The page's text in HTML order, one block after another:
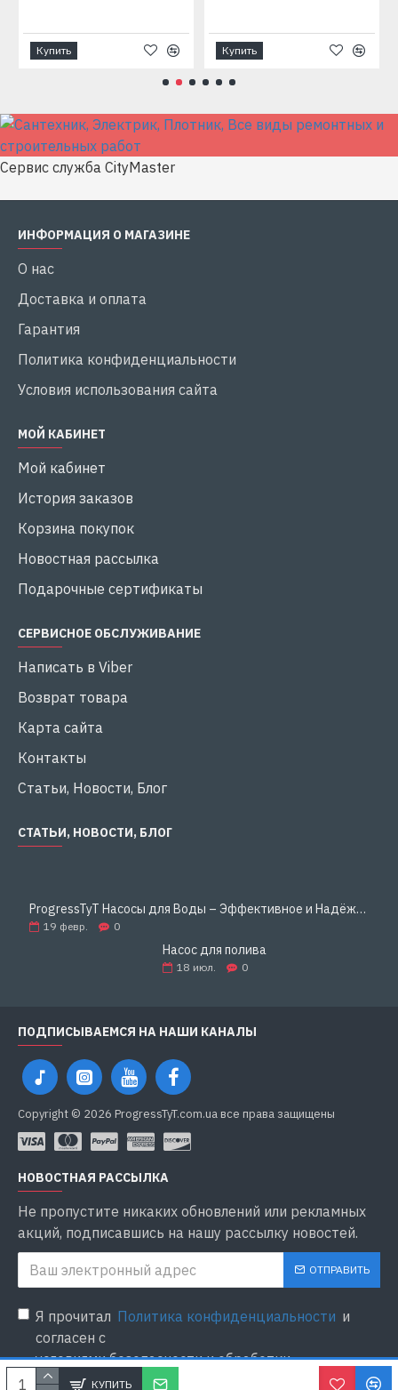
КУПИТЬ
Купить Купить
Сервис служба CityMaster
ИНФОРМАЦИЯ О МАГАЗИНЕ
О нас
Доставка и оплата
Гарантия
Политика конфиденциальности
Условия использования сайта
МОЙ КАБИНЕТ
Мой кабинет
История заказов
Корзина покупок
Новостная рассылка
Подарочные сертификаты
СЕРВИСНОЕ ОБСЛУЖИВАНИЕ
Написать в Viber
Возврат товара
Карта сайта
Контакты
Статьи, Новости, Блог
СТАТЬИ, НОВОСТИ, БЛОГ
ProgressTyT Насосы для Воды – Эффективное и Надёжное Решение для Дома и Бизнеса
19 февр. 0
Насос для полива
18 июл. 0
ПОДПИСЫВАЕМСЯ НА НАШИ КАНАЛЫ
Copyright © 2026 ProgressTyT.com.ua все права защищены
НОВОСТНАЯ РАССЫЛКА
Не пропустите никаких обновлений или рекламных
акций, подписавшись на нашу рассылку новостей.
ОТПРАВИТЬ
Я прочитал Политика конфиденциальности и
согласен с
условиями безопасности и обработки
персональных данных